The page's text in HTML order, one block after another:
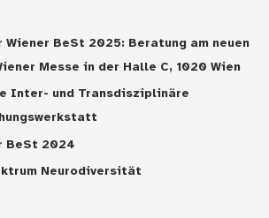
BeSt 2025: Beratung am neuen
Messe in der Halle C, 1020 Wien
Inter- und Transdisziplinäre
BeSt 2024
Neurodiversität